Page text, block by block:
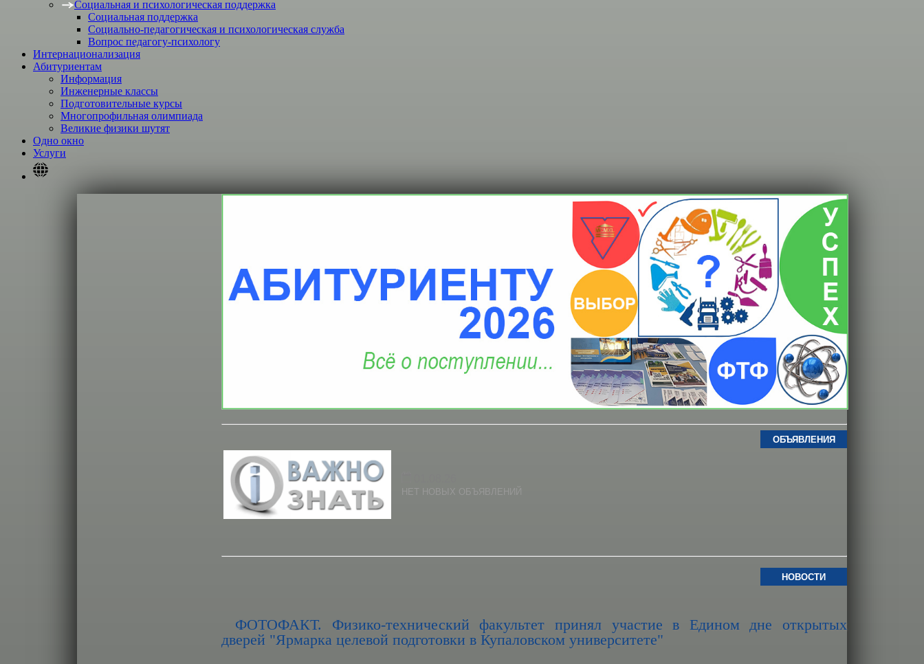
Социальная и психологическая поддержка
Социальная поддержка
Социально-педагогическая и психологическая служба
Вопрос педагогу-психологу
Интернационализация
Абитуриентам
Информация
Инженерные классы
Подготовительные курсы
Многопрофильная олимпиада
Великие физики шутят
Одно окно
Услуги
ОБЪЯВЛЕНИЯ
НЕТ НОВЫХ ОБЪЯВЛЕНИЙ
НОВОСТИ
ФОТОФАКТ. Физико-технический факультет принял участие в Едином дне открытых
дверей "Ярмарка целевой подготовки в Купаловском университете"